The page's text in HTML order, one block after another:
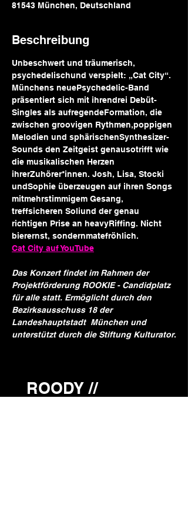
81543 München, Deutschland
Beschreibung
Unbeschwert und träumerisch,
psychedelischund verspielt: „Cat City“.
Münchens neuePsychedelic-Band
präsentiert sich mit ihrendrei Debüt-
Singles als aufregendeFormation, die
zwischen groovigen Rythmen,poppigen
Melodien und sphärischenSynthesizer-
Sounds den Zeitgeist genausotrifft wie
die musikalischen Herzen
ihrerZuhörer*innen. Josh, Lisa, Stocki
undSophie überzeugen auf ihren Songs
mitmehrstimmigem Gesang,
treffsicheren Soliund der genau
richtigen Prise an heavyRiffing. Nicht
bierernst, sondernmatefröhlich.
Cat City auf YouTube
Das Konzert findet im Rahmen der
Projektförderung ROOKIE - Candidplatz
für alle statt. Ermöglicht durch den
Bezirksausschuss 18 der
Landeshauptstadt  München und
unterstützt durch die Stiftung Kulturator.
ROODY //